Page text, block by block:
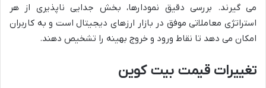
می گیرند. بررسی دقیق نمودارها، بخش جدایی ناپذیری از هر
استراتژی معاملاتی موفق در بازار ارزهای دیجیتال است و به کاربران
امکان می دهد تا نقاط ورود و خروج بهینه را تشخیص دهند.
تغییرات قیمت بیت کوین